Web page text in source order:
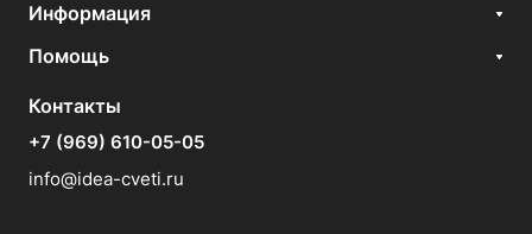
Информация
Помощь
Контакты
+7 (969) 610-05-05
info@idea-cveti.ru